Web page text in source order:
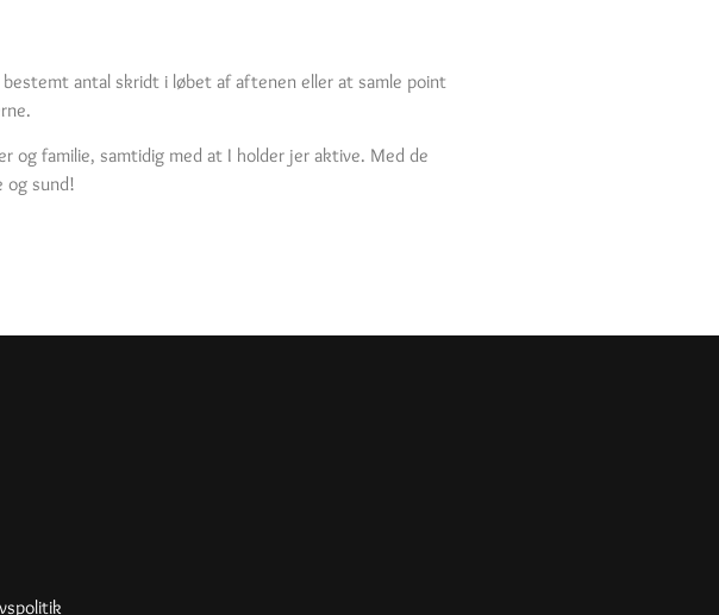
antal skridt i løbet af aftenen eller at samle point
familie, samtidig med at I holder jer aktive. Med de
og sund!